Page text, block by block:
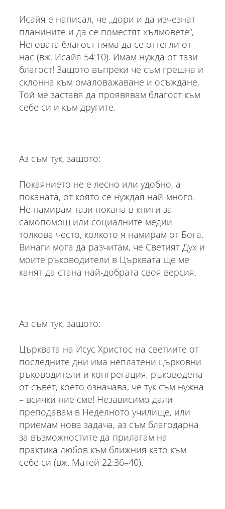
Исайя е написал, че „дори и да изчезнат
планините и да се поместят хълмовете“,
Неговата благост няма да се оттегли от
нас (вж. Исайя 54:10). Имам нужда от тази
благост! Защото въпреки че съм грешна и
склонна към омаловажаване и осъждане,
Той ме заставя да проявявам благост към
себе си и към другите.
Аз съм тук, защото:
Покаянието не е лесно или удобно, а
поканата, от която се нуждая най-много.
Не намирам тази покана в книги за
самопомощ или социалните медии
толкова често, колкото я намирам от Бога.
Винаги мога да разчитам, че Светият Дух и
моите ръководители в Църквата ще ме
канят да стана най-добрата своя версия.
Аз съм тук, защото:
Църквата на Исус Христос на светиите от
последните дни има неплатени църковни
ръководители и конгрегация, ръководена
от съвет, което означава, че тук съм нужна
– всички ние сме! Независимо дали
преподавам в Неделното училище, или
приемам нова задача, аз съм благодарна
за възможностите да прилагам на
практика любов към ближния като към
себе си (вж. Матей 22:36–40).